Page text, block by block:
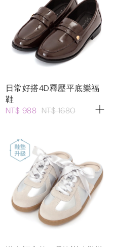
日常好搭4D釋壓平底樂福
鞋
NT$ 988 NT$ 1680